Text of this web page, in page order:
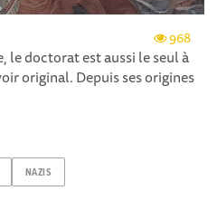
968
le doctorat est aussi le seul à
original. Depuis ses origines
NAZIS